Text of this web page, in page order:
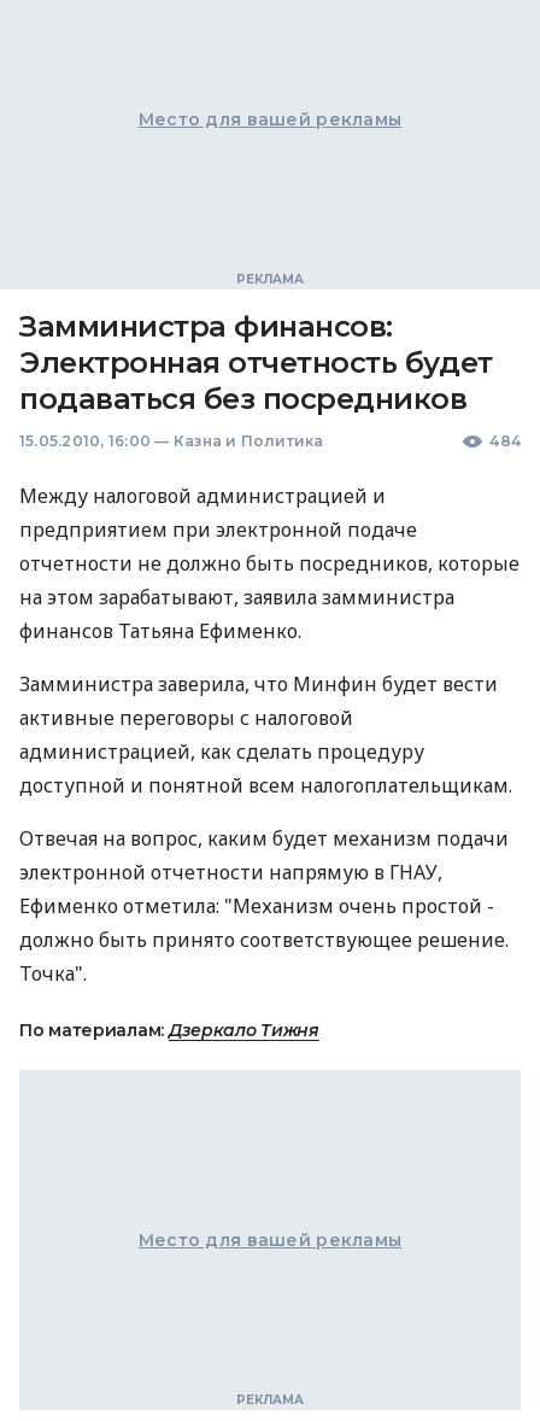
Место для вашей рекламы
Замминистра финансов:
Электронная отчетность будет
подаваться без посредников
15.05.2010, 16:00 — Казна и Политика 484
Между налоговой администрацией и
предприятием при электронной подаче
отчетности не должно быть посредников, которые
на этом зарабатывают, заявила замминистра
финансов Татьяна Ефименко.
Замминистра заверила, что Минфин будет вести
активные переговоры с налоговой
администрацией, как сделать процедуру
доступной и понятной всем налогоплательщикам.
Отвечая на вопрос, каким будет механизм подачи
электронной отчетности напрямую в ГНАУ,
Ефименко отметила: "Механизм очень простой -
должно быть принято соответствующее решение.
Точка".
По материалам:Дзеркало Тижня
Место для вашей рекламы